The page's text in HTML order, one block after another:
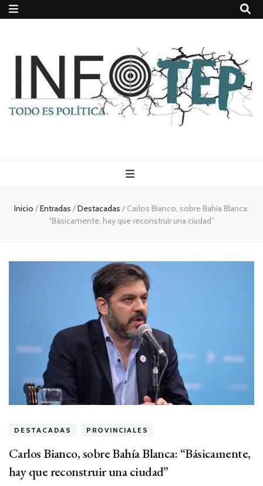
Todo es
(rosca)
política
Inicio /Entradas /Destacadas / Carlos Bianco, sobre Bahía Blanca:
“Básicamente, hay que reconstruir una ciudad”
DESTACADAS PROVINCIALES
Carlos Bianco, sobre Bahía Blanca: “Básicamente,
hay que reconstruir una ciudad”